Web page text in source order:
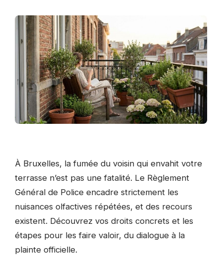
À Bruxelles, la fumée du voisin qui envahit votre
terrasse n’est pas une fatalité. Le Règlement
Général de Police encadre strictement les
nuisances olfactives répétées, et des recours
existent. Découvrez vos droits concrets et les
étapes pour les faire valoir, du dialogue à la
plainte officielle.